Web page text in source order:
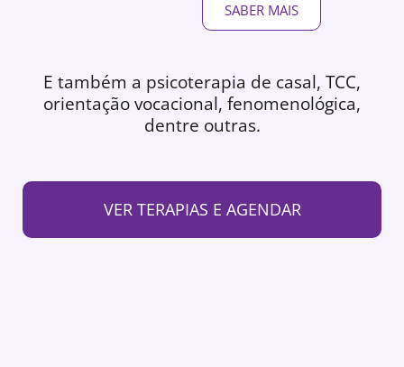
SABER MAIS
E também a psicoterapia de casal, TCC,
orientação vocacional, fenomenológica,
dentre outras.
VER TERAPIAS E AGENDAR